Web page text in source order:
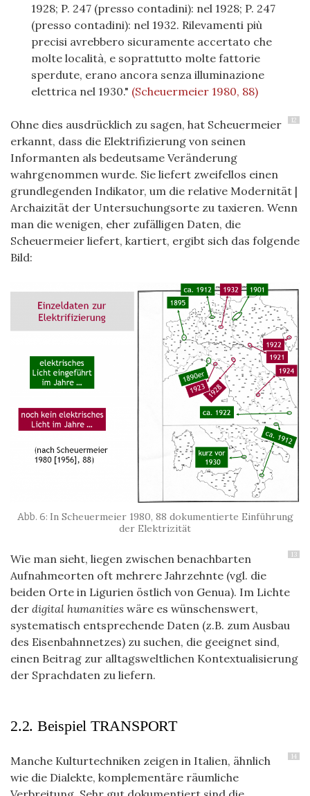
1928; P. 247 (presso contadini): nel 1928; P. 247
(presso contadini): nel 1932. Rilevamenti più
precisi avrebbero sicuramente accertato che
molte località, e soprattutto molte fattorie
sperdute, erano ancora senza illuminazione
elettrica nel 1930." (Scheuermeier 1980, 88)
12
Ohne dies ausdrücklich zu sagen, hat Scheuermeier
erkannt, dass die Elektrifizierung von seinen
Informanten als bedeutsame Veränderung
wahrgenommen wurde. Sie liefert zweifellos einen
grundlegenden Indikator, um die relative Modernität |
Archaizität der Untersuchungsorte zu taxieren. Wenn
man die wenigen, eher zufälligen Daten, die
Scheuermeier liefert, kartiert, ergibt sich das folgende
Bild:
In Scheuermeier 1980, 88 dokumentierte Einführung
der Elektrizität
13
Wie man sieht, liegen zwischen benachbarten
Aufnahmeorten oft mehrere Jahrzehnte (vgl. die
beiden Orte in Ligurien östlich von Genua). Im Lichte
der digital humanities wäre es wünschenswert,
systematisch entsprechende Daten (z.B. zum Ausbau
des Eisenbahnnetzes) zu suchen, die geeignet sind,
einen Beitrag zur alltagsweltlichen Kontextualisierung
der Sprachdaten zu liefern.
2.2. Beispiel TRANSPORT
14
Manche Kulturtechniken zeigen in Italien, ähnlich
wie die Dialekte, komplementäre räumliche